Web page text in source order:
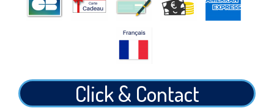
Click & Contact